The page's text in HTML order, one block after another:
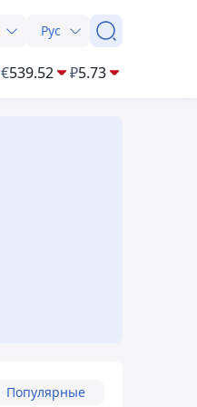
Рус
€539.52 ₽5.73
Популярные